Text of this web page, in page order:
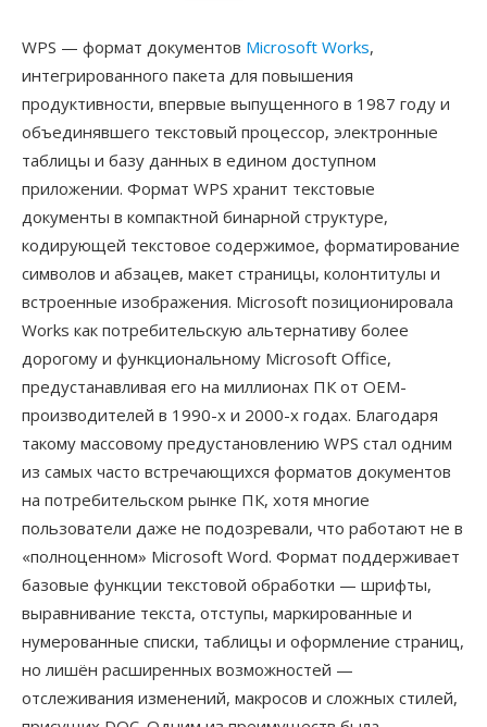
WPS — формат документов Microsoft Works,
интегрированного пакета для повышения
продуктивности, впервые выпущенного в 1987 году и
объединявшего текстовый процессор, электронные
таблицы и базу данных в едином доступном
приложении. Формат WPS хранит текстовые
документы в компактной бинарной структуре,
кодирующей текстовое содержимое, форматирование
символов и абзацев, макет страницы, колонтитулы и
встроенные изображения. Microsoft позиционировала
Works как потребительскую альтернативу более
дорогому и функциональному Microsoft Office,
предустанавливая его на миллионах ПК от OEM-
производителей в 1990-х и 2000-х годах. Благодаря
такому массовому предустановлению WPS стал одним
из самых часто встречающихся форматов документов
на потребительском рынке ПК, хотя многие
пользователи даже не подозревали, что работают не в
«полноценном» Microsoft Word. Формат поддерживает
базовые функции текстовой обработки — шрифты,
выравнивание текста, отступы, маркированные и
нумерованные списки, таблицы и оформление страниц,
но лишён расширенных возможностей —
отслеживания изменений, макросов и сложных стилей,